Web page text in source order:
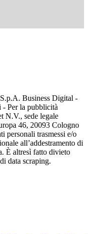
Business Digital -
Per la pubblicità
N.V., sede legale
46, 20093 Cologno
personali trasmessi e/o
all’addestramento di
È altresì fatto divieto
data scraping.